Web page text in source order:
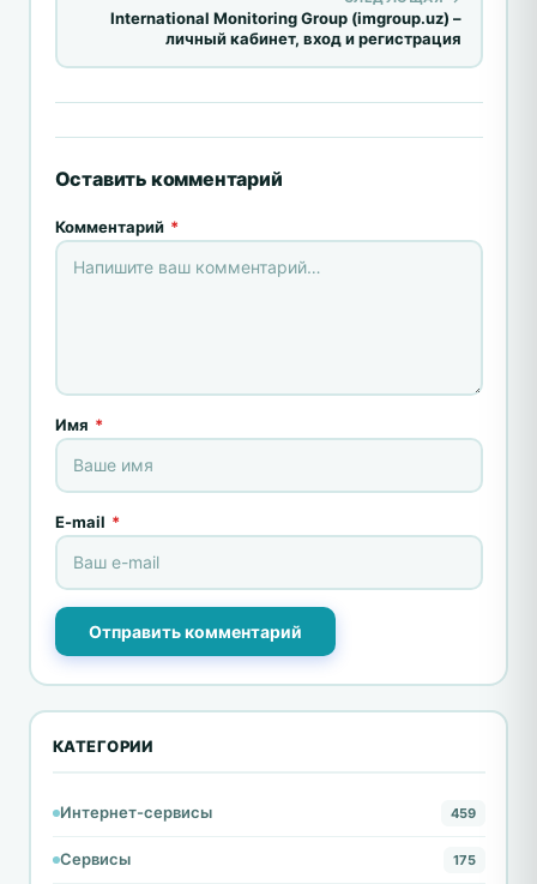
International Monitoring Group (imgroup.uz) –
личный кабинет, вход и регистрация
Оставить комментарий
Комментарий *
Имя *
E-mail *
Отправить комментарий
КАТЕГОРИИ
Интернет-сервисы 459
Сервисы 175